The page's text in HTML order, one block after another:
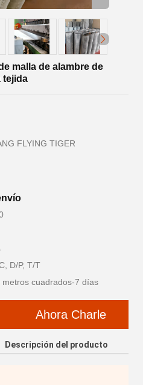
malla de alambre de
tejida
FLYING TIGER
D/P, T/T
cuadrados-7 días
Ahora Charle
Descripción del producto